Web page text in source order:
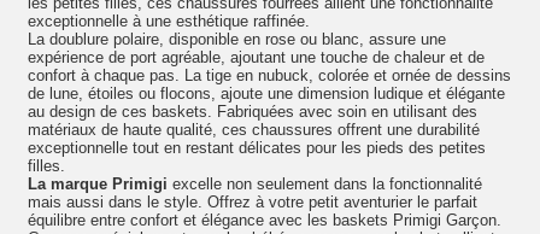
exceptionnelle à une esthétique raffinée.
La doublure polaire, disponible en rose ou blanc, assure une
expérience de port agréable, ajoutant une touche de chaleur et de
confort à chaque pas. La tige en nubuck, colorée et ornée de dessins
de lune, étoiles ou flocons, ajoute une dimension ludique et élégante
au design de ces baskets. Fabriquées avec soin en utilisant des
matériaux de haute qualité, ces chaussures offrent une durabilité
exceptionnelle tout en restant délicates pour les pieds des petites
filles.
La marque Primigi excelle non seulement dans la fonctionnalité
mais aussi dans le style. Offrez à votre petit aventurier le parfait
équilibre entre confort et élégance avec les baskets Primigi Garçon.